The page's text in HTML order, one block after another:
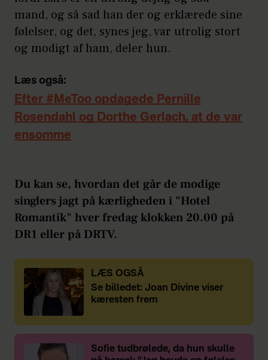
mand, og så sad han der og erklærede sine
følelser, og det, synes jeg, var utrolig stort
og modigt af ham, deler hun.
Læs også:
Efter #MeToo opdagede Pernille
Rosendahl og Dorthe Gerlach, at de var
ensomme
Du kan se, hvordan det går de modige
singlers jagt på kærligheden i "Hotel
Romantik" hver fredag klokken 20.00 på
DR1 eller på DRTV.
LÆS OGSÅ
Se billedet: Joan Divine viser
kæresten frem
Sofie tudbrølede, da hun skulle